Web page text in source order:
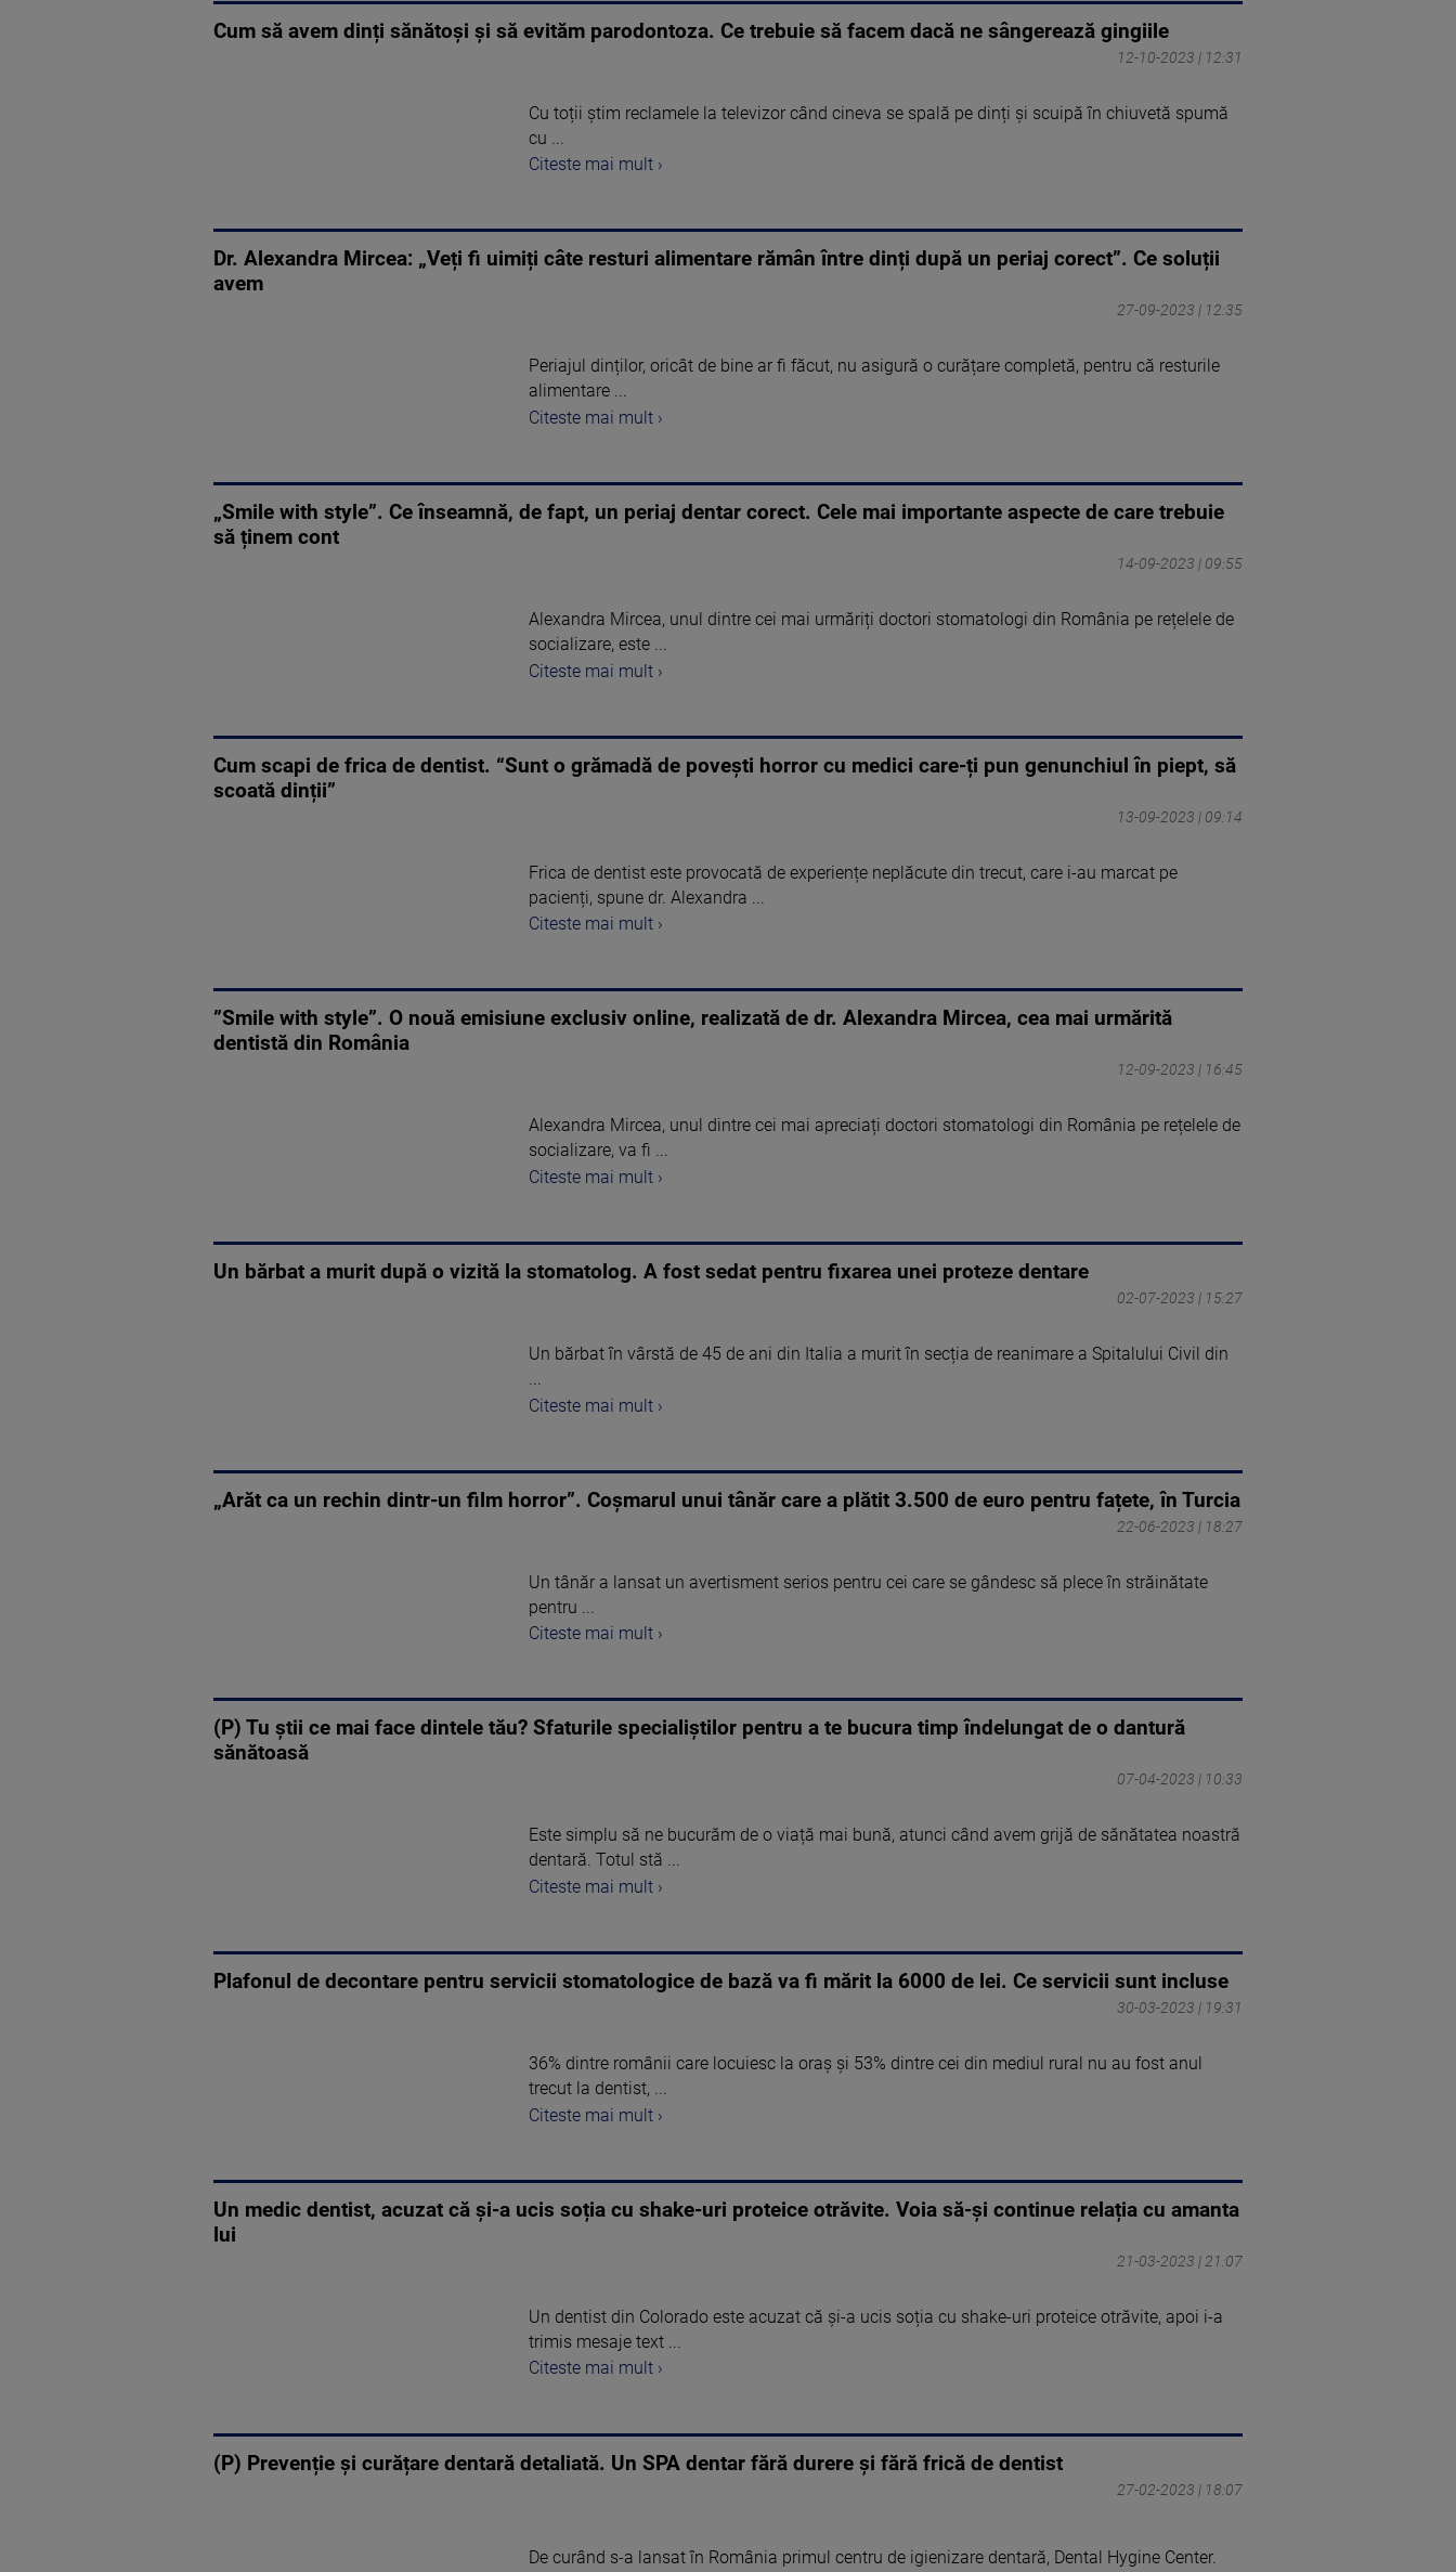
Cum să avem dinți sănătoși și să evităm parodontoza. Ce trebuie să facem dacă ne sângerează gingiile
12-10-2023 | 12:31
Cu toții știm reclamele la televizor când cineva se spală pe dinți și scuipă în chiuvetă spumă
cu ...
Citeste mai mult ›
Dr. Alexandra Mircea: „Veți fi uimiți câte resturi alimentare rămân între dinți după un periaj corect”. Ce soluții
avem
27-09-2023 | 12:35
Periajul dinților, oricât de bine ar fi făcut, nu asigură o curățare completă, pentru că resturile
alimentare ...
Citeste mai mult ›
„Smile with style”. Ce înseamnă, de fapt, un periaj dentar corect. Cele mai importante aspecte de care trebuie
să ținem cont
14-09-2023 | 09:55
Alexandra Mircea, unul dintre cei mai urmăriți doctori stomatologi din România pe rețelele de
socializare, este ...
Citeste mai mult ›
Cum scapi de frica de dentist. “Sunt o grămadă de povești horror cu medici care-ți pun genunchiul în piept, să
scoată dinții”
13-09-2023 | 09:14
Frica de dentist este provocată de experiențe neplăcute din trecut, care i-au marcat pe
pacienți, spune dr. Alexandra ...
Citeste mai mult ›
”Smile with style”. O nouă emisiune exclusiv online, realizată de dr. Alexandra Mircea, cea mai urmărită
dentistă din România
12-09-2023 | 16:45
Alexandra Mircea, unul dintre cei mai apreciați doctori stomatologi din România pe rețelele de
socializare, va fi ...
Citeste mai mult ›
Un bărbat a murit după o vizită la stomatolog. A fost sedat pentru fixarea unei proteze dentare
02-07-2023 | 15:27
Un bărbat în vârstă de 45 de ani din Italia a murit în secția de reanimare a Spitalului Civil din
...
Citeste mai mult ›
„Arăt ca un rechin dintr-un film horror”. Coșmarul unui tânăr care a plătit 3.500 de euro pentru fațete, în Turcia
22-06-2023 | 18:27
Un tânăr a lansat un avertisment serios pentru cei care se gândesc să plece în străinătate
pentru ...
Citeste mai mult ›
(P) Tu știi ce mai face dintele tău? Sfaturile specialiștilor pentru a te bucura timp îndelungat de o dantură
sănătoasă
07-04-2023 | 10:33
Este simplu să ne bucurăm de o viață mai bună, atunci când avem grijă de sănătatea noastră
dentară. Totul stă ...
Citeste mai mult ›
Plafonul de decontare pentru servicii stomatologice de bază va fi mărit la 6000 de lei. Ce servicii sunt incluse
30-03-2023 | 19:31
36% dintre românii care locuiesc la oraș și 53% dintre cei din mediul rural nu au fost anul
trecut la dentist, ...
Citeste mai mult ›
Un medic dentist, acuzat că și-a ucis soția cu shake-uri proteice otrăvite. Voia să-și continue relația cu amanta
lui
21-03-2023 | 21:07
Un dentist din Colorado este acuzat că și-a ucis soția cu shake-uri proteice otrăvite, apoi i-a
trimis mesaje text ...
Citeste mai mult ›
(P) Prevenție și curățare dentară detaliată. Un SPA dentar fără durere și fără frică de dentist
27-02-2023 | 18:07
De curând s-a lansat în România primul centru de igienizare dentară, Dental Hygine Center.